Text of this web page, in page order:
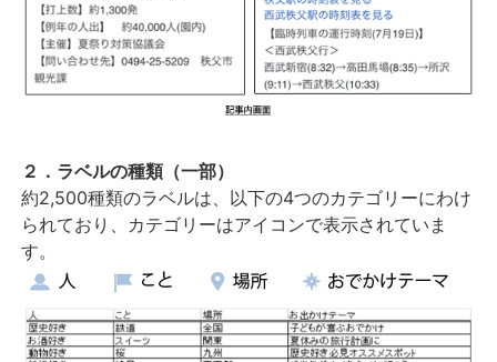
２．ラベルの種類（一部）
約2,500種類のラベルは、以下の4つのカテゴリーにわけ
られており、カテゴリーはアイコンで表示されていま
す。